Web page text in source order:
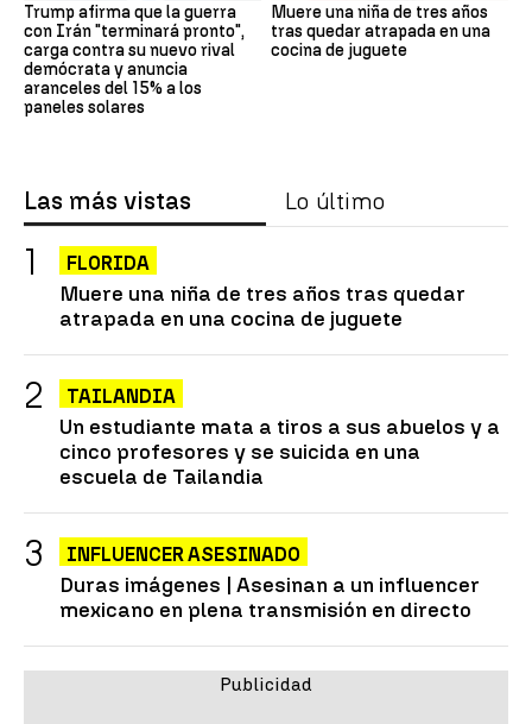
Trump afirma que la guerra
con Irán "terminará pronto",
carga contra su nuevo rival
demócrata y anuncia
aranceles del 15% a los
paneles solares
Muere una niña de tres años
tras quedar atrapada en una
cocina de juguete
Las más vistas Lo último
FLORIDA
Muere una niña de tres años tras quedar
atrapada en una cocina de juguete
TAILANDIA
Un estudiante mata a tiros a sus abuelos y a
cinco profesores y se suicida en una
escuela de Tailandia
INFLUENCER ASESINADO
Duras imágenes | Asesinan a un influencer
mexicano en plena transmisión en directo